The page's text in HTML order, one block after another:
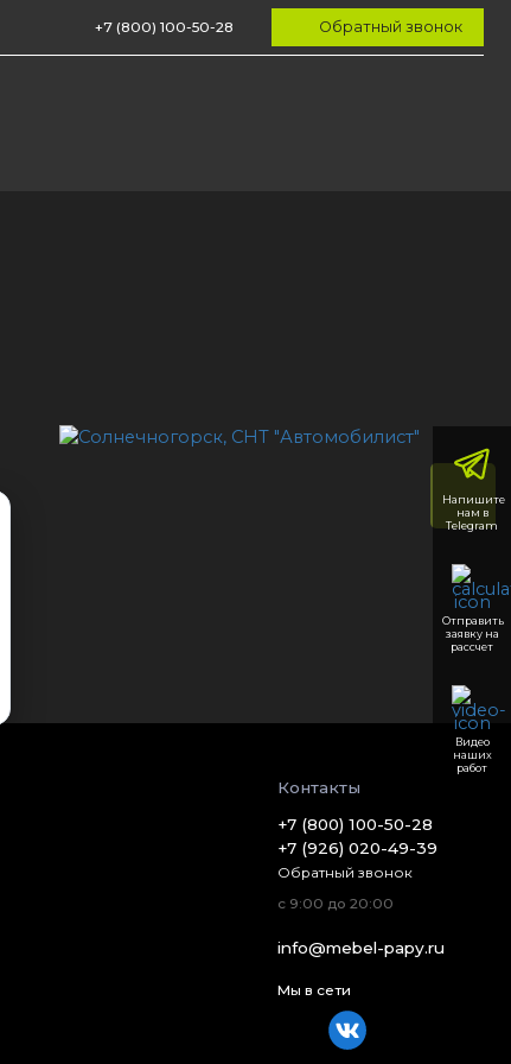
Напишите
нам в
Telegram
Отправить
заявку на
рассчет
Видео
наших
работ
+7 (800) 100-50-28 Обратный звонок
Контакты
+7 (800) 100-50-28
+7 (926) 020-49-39
Обратный звонок
с 9:00 до 20:00
info@mebel-papy.ru
Мы в сети